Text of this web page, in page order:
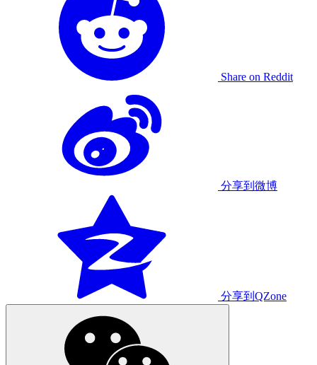
Share on Reddit
分享到微博
分享到QZone